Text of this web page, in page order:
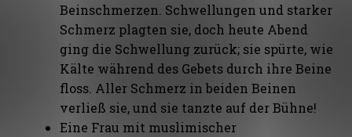
Beinschmerzen. Schwellungen und starker
Schmerz plagten sie, doch heute Abend
ging die Schwellung zurück; sie spürte, wie
Kälte während des Gebets durch ihre Beine
floss. Aller Schmerz in beiden Beinen
verließ sie, und sie tanzte auf der Bühne!
Eine Frau mit muslimischer